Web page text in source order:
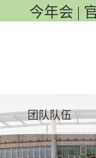
今年会 |
团队队伍